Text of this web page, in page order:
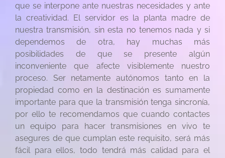
que se interpone ante nuestras necesidades y ante
la creatividad. El servidor es la planta madre de
nuestra transmisión, sin esta no tenemos nada y si
dependemos de otra, hay muchas más
posibilidades de que se presente algún
inconveniente que afecte visiblemente nuestro
proceso. Ser netamente autónomos tanto en la
propiedad como en la destinación es sumamente
importante para que la transmisión tenga sincronía,
por ello te recomendamos que cuando contactes
un equipo para hacer transmisiones en vivo te
asegures de que cumplan este requisito, será más
fácil para ellos, todo tendrá más calidad para el